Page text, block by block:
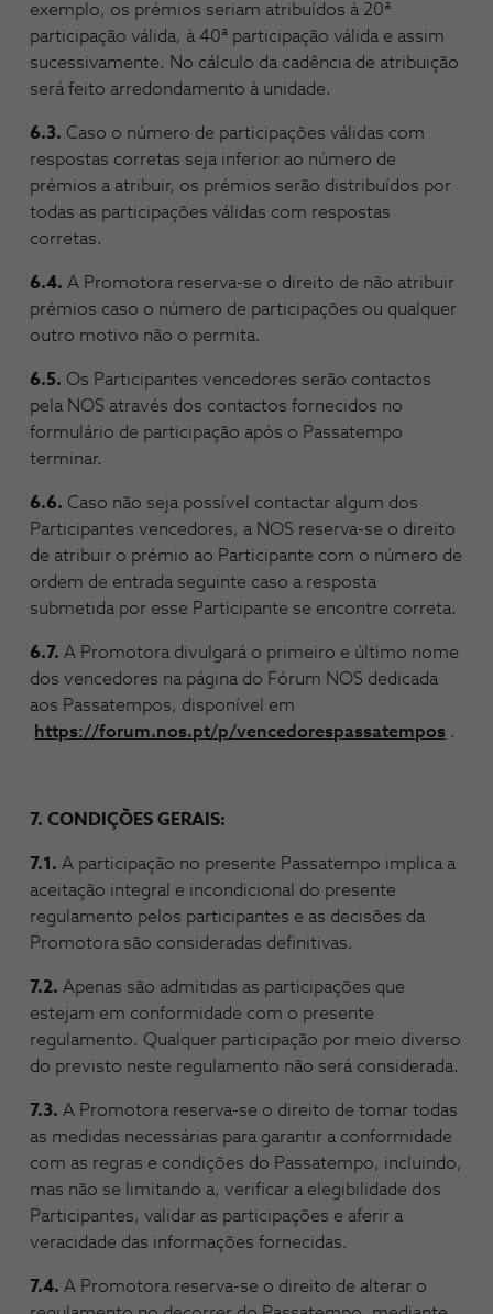
exemplo, os prémios seriam atribuídos à 20ª
participação válida, à 40ª participação válida e assim
sucessivamente. No cálculo da cadência de atribuição
será feito arredondamento à unidade.
6.3. Caso o número de participações válidas com
respostas corretas seja inferior ao número de
prémios a atribuir, os prémios serão distribuídos por
todas as participações válidas com respostas
corretas.
6.4. A Promotora reserva-se o direito de não atribuir
prémios caso o número de participações ou qualquer
outro motivo não o permita.
6.5. Os Participantes vencedores serão contactos
pela NOS através dos contactos fornecidos no
formulário de participação após o Passatempo
terminar.
6.6. Caso não seja possível contactar algum dos
Participantes vencedores, a NOS reserva-se o direito
de atribuir o prémio ao Participante com o número de
ordem de entrada seguinte caso a resposta
submetida por esse Participante se encontre correta.
6.7. A Promotora divulgará o primeiro e último nome
dos vencedores na página do Fórum NOS dedicada
aos Passatempos, disponível em
https://forum.nos.pt/p/vencedorespassatempos .
7. CONDIÇÕES GERAIS:
7.1. A participação no presente Passatempo implica a
aceitação integral e incondicional do presente
regulamento pelos participantes e as decisões da
Promotora são consideradas definitivas.
7.2. Apenas são admitidas as participações que
estejam em conformidade com o presente
regulamento. Qualquer participação por meio diverso
do previsto neste regulamento não será considerada.
7.3. A Promotora reserva-se o direito de tomar todas
as medidas necessárias para garantir a conformidade
com as regras e condições do Passatempo, incluindo,
mas não se limitando a, verificar a elegibilidade dos
Participantes, validar as participações e aferir a
veracidade das informações fornecidas.
7.4. A Promotora reserva-se o direito de alterar o